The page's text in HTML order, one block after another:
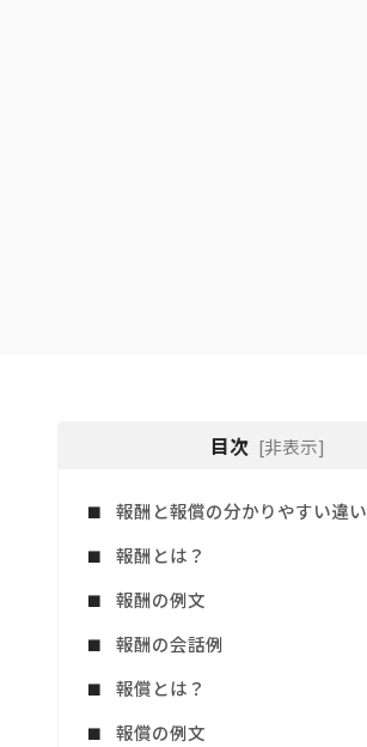
目次 [非表示]
報酬と報償の分かりやすい違い
報酬とは？
報酬の例文
報酬の会話例
報償とは？
報償の例文